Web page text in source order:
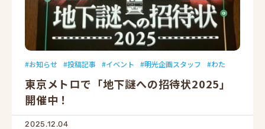
お知らせ 投稿記事 イベント 明光企画スタッフ わた
東京メトロで「地下謎への招待状2025」
開催中！
2025.12.04